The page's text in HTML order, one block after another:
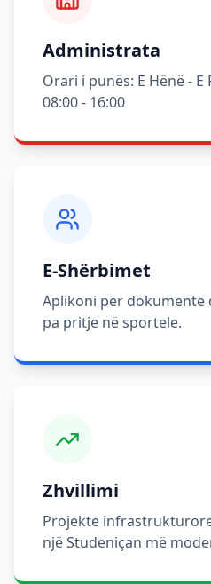
Administrata
Orari i punës: E Hënë - E
08:00 - 16:00
E-Shërbimet
Aplikoni për dokumente
pa pritje në sportele.
Zhvillimi
Projekte
një Studeniçan më